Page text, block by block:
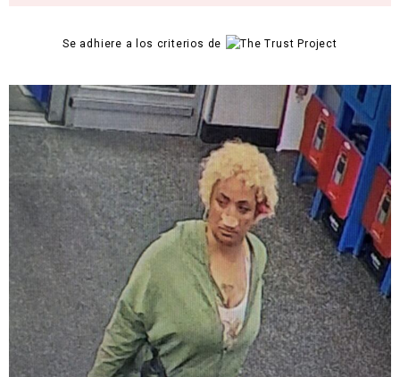
Se adhiere a los criterios de